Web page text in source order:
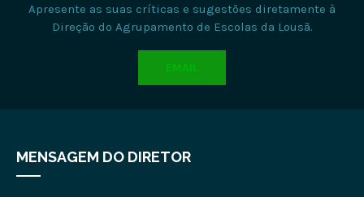
Apresente as suas críticas e sugestões diretamente à
Direção do Agrupamento de Escolas da Lousã.
EMAIL
MENSAGEM DO DIRETOR